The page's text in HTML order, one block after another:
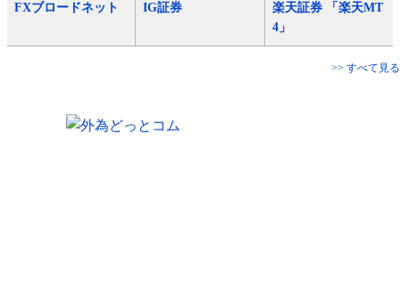
FXブロードネット IG証券
楽天証券 「楽天MT
4」
>> すべて見る